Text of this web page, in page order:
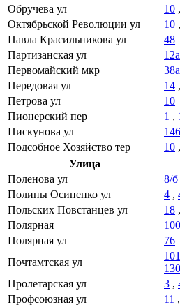
Обручева ул
10 ,
Октябрьской Революции ул
10 ,
Павла Красильникова ул
48
Партизанская ул
12а
Первомайский мкр
38а
Передовая ул
14 ,
Петрова ул
10
Пионерский пер
1 ,
Пискунова ул
Подсобное Хозяйство тер
10 ,
Улица
Поленова ул
8/б
Полины Осипенко ул
4 ,
Польских Повстанцев ул
18 ,
Полярная
100
Полярная ул
76
Почтамтская ул
101
130
Пролетарская ул
3 ,
Профсоюзная ул
11 ,